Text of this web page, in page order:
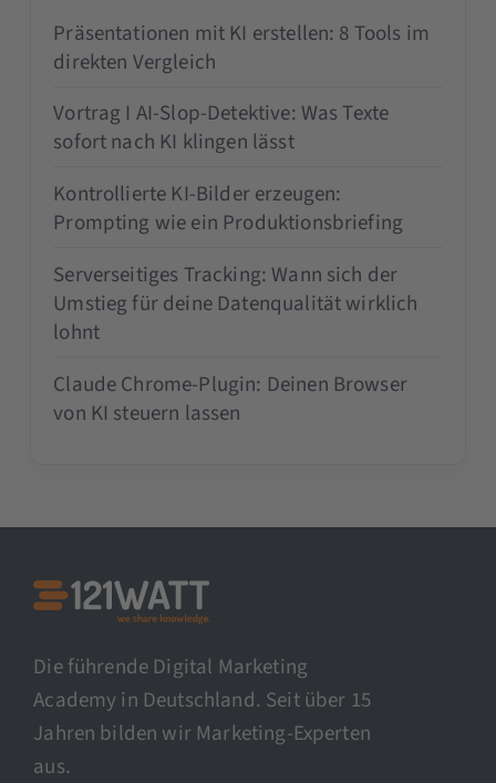
Präsentationen mit KI erstellen: 8 Tools im
direkten Vergleich
Vortrag I AI-Slop-Detektive: Was Texte
sofort nach KI klingen lässt
Kontrollierte KI-Bilder erzeugen:
Prompting wie ein Produktionsbriefing
Serverseitiges Tracking: Wann sich der
Umstieg für deine Datenqualität wirklich
lohnt
Claude Chrome-Plugin: Deinen Browser
von KI steuern lassen
Die führende Digital Marketing
Academy in Deutschland. Seit über 15
Jahren bilden wir Marketing-Experten
aus.